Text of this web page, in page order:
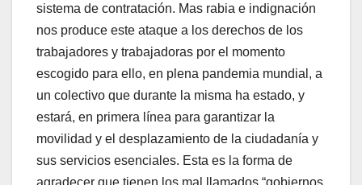
sistema de contratación. Mas rabia e indignación
nos produce este ataque a los derechos de los
trabajadores y trabajadoras por el momento
escogido para ello, en plena pandemia mundial, a
un colectivo que durante la misma ha estado, y
estará, en primera línea para garantizar la
movilidad y el desplazamiento de la ciudadanía y
sus servicios esenciales. Esta es la forma de
agradecer que tienen los mal llamados “gobiernos